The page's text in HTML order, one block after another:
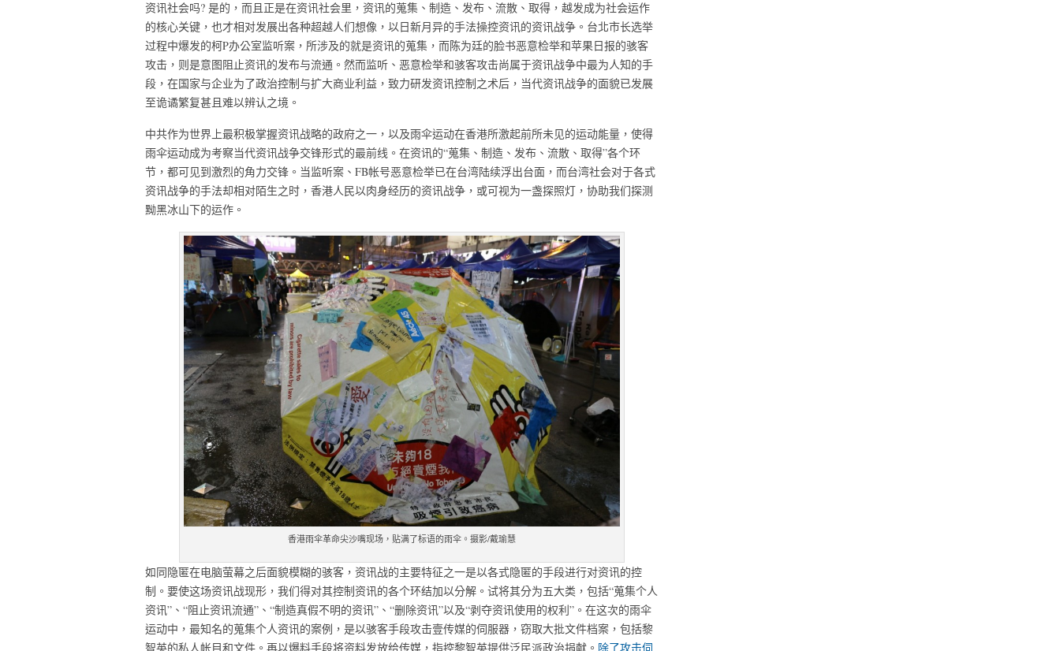
资讯社会吗? 是的，而且正是在资讯社会里，资讯的蒐集、制造、发布、流散、取得，越发成为社会运作
的核心关键，也才相对发展出各种超越人们想像，以日新月异的手法操控资讯的资讯战争。台北市长选举
过程中爆发的柯P办公室监听案，所涉及的就是资讯的蒐集，而陈为廷的脸书恶意检举和苹果日报的骇客
攻击，则是意图阻止资讯的发布与流通。然而监听、恶意检举和骇客攻击尚属于资讯战争中最为人知的手
段，在国家与企业为了政治控制与扩大商业利益，致力研发资讯控制之术后，当代资讯战争的面貌已发展
至诡谲繁复甚且难以辨认之境。
中共作为世界上最积极掌握资讯战略的政府之一，以及雨伞运动在香港所激起前所未见的运动能量，使得
雨伞运动成为考察当代资讯战争交锋形式的最前线。在资讯的“蒐集、制造、发布、流散、取得”各个环
节，都可见到激烈的角力交锋。当监听案、FB帐号恶意检举已在台湾陆续浮出台面，而台湾社会对于各式
资讯战争的手法却相对陌生之时，香港人民以肉身经历的资讯战争，或可视为一盏探照灯，协助我们探测
黝黑冰山下的运作。
香港雨伞革命尖沙嘴现场，贴满了标语的雨伞。摄影/戴瑜慧
如同隐匿在电脑萤幕之后面貌模糊的骇客，资讯战的主要特征之一是以各式隐匿的手段进行对资讯的控
制。要使这场资讯战现形，我们得对其控制资讯的各个环结加以分解。试将其分为五大类，包括“蒐集个人
资讯”、“阻止资讯流通”、“制造真假不明的资讯”、“删除资讯”以及“剥夺资讯使用的权利”。在这次的雨伞
运动中，最知名的蒐集个人资讯的案例，是以骇客手段攻击壹传媒的伺服器，窃取大批文件档案，包括黎
智英的私人帐目和文件。再以爆料手段将资料发放给传媒，指控黎智英提供泛民派政治捐献。 除了攻击伺